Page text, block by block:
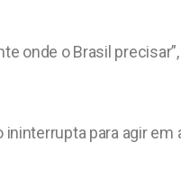
onde o Brasil
para agir em